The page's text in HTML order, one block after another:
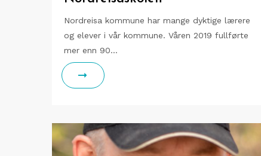
Nordreisa kommune har mange dyktige lærere
og elever i vår kommune. Våren 2019 fullførte
mer enn 90…